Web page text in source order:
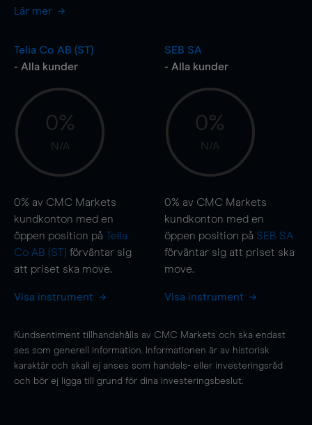
Lär mer
Telia Co AB (ST)
- Alla kunder
0%
N/A
0% av CMC Markets
kundkonton med en
öppen position på Telia
Co AB (ST) förväntar sig
att priset ska move.
Visa instrument
SEB SA
- Alla kunder
0%
N/A
0% av CMC Markets
kundkonton med en
öppen position på SEB SA
förväntar sig att priset ska
move.
Visa instrument
Kundsentiment tillhandahålls av CMC Markets och ska endast
ses som generell information. Informationen är av historisk
karaktär och skall ej anses som handels- eller investeringsråd
och bör ej ligga till grund för dina investeringsbeslut.